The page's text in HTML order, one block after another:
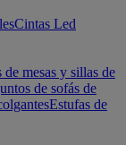
Cintas Led
mesas y sillas de
de sofás de
Estufas de